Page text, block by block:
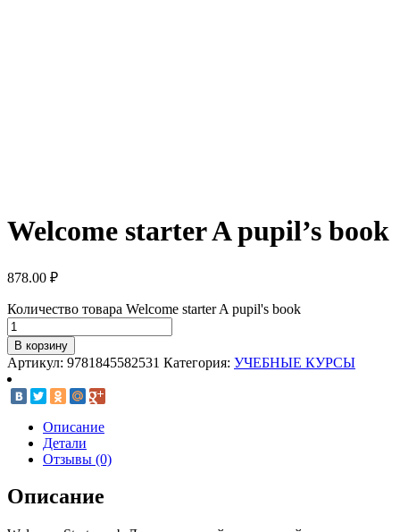
Welcome starter A pupil’s book
878.00 ₽
Количество товара Welcome starter A pupil's book
В корзину
Артикул: 9781845582531 Категория: УЧЕБНЫЕ КУРСЫ
Описание
Детали
Отзывы (0)
Описание